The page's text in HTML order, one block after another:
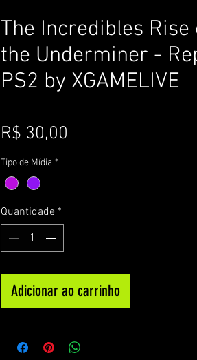
The Incredibles Rise
the Underminer -
PS2 by XGAMELIVE
R$ 30,00
Tipo de Mídia *
Quantidade *
Adicionar ao carrinho